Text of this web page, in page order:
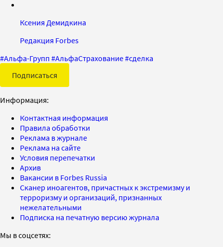
Ксения Демидкина
Редакция Forbes
#Альфа-Групп #АльфаСтрахование#сделка
Подписаться
Информация:
Контактная информация
Правила обработки
Реклама в журнале
Реклама на сайте
Условия перепечатки
Архив
Вакансии в Forbes Russia
Сканер иноагентов, причастных к экстремизму и
терроризму и организаций, признанных
нежелательными
Подписка на печатную версию журнала
Мы в соцсетях: